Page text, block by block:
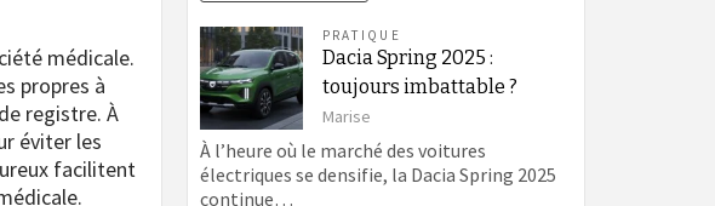
médicale.
propres à
registre. À
éviter les
facilitent
PRATIQUE
Dacia Spring 2025 :
toujours imbattable ?
Marise
À l’heure où le marché des voitures
électriques se densifie, la Dacia Spring 2025
continue…